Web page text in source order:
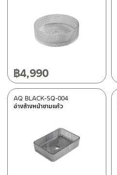
฿4,990
อ่างล้างหน้าชามแก้ว
AQ BLACK-SQ-004